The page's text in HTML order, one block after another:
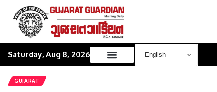
Saturday, Aug 8, 2026
GUJARAT